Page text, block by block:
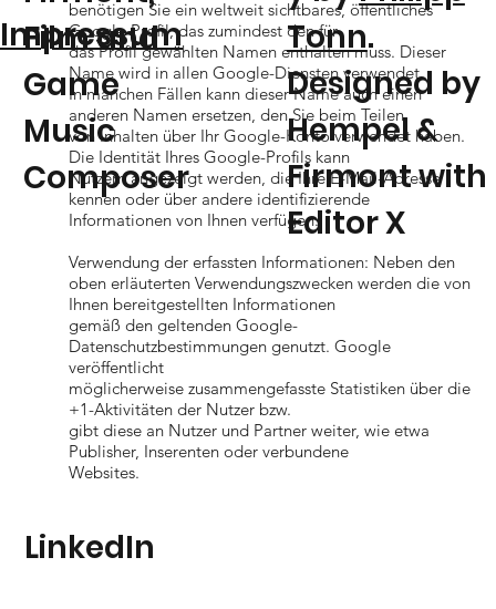
benötigen Sie ein weltweit sichtbares, öffentliches
Google-Profil, das zumindest den für
das Profil gewählten Namen enthalten muss. Dieser
Name wird in allen Google-Diensten verwendet.
In manchen Fällen kann dieser Name auch einen
anderen Namen ersetzen, den Sie beim Teilen
von Inhalten über Ihr Google-Konto verwendet haben.
Die Identität Ihres Google-Profils kann
Nutzern angezeigt werden, die Ihre E-Mail-Adresse
kennen oder über andere identifizierende
Informationen von Ihnen verfügen.
Verwendung der erfassten Informationen: Neben den
oben erläuterten Verwendungszwecken werden die von
Ihnen bereitgestellten Informationen
gemäß den geltenden Google-
Datenschutzbestimmungen genutzt. Google
veröffentlicht
möglicherweise zusammengefasste Statistiken über die
+1-Aktivitäten der Nutzer bzw.
gibt diese an Nutzer und Partner weiter, wie etwa
Publisher, Inserenten oder verbundene
Websites.
LinkedIn
Impressum
Film and
Game
Music
Composer
Tonn.
Designed by
Hempel &
Firmont with
Editor X